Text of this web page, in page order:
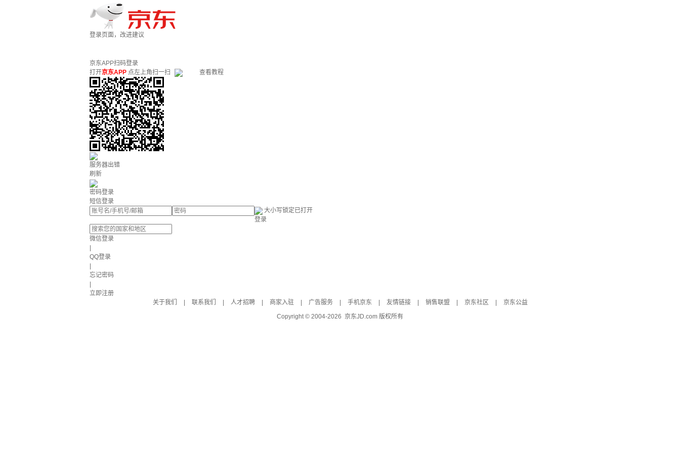
登录页面，改进建议
京东APP扫码登录
打开京东APP 点左上角扫一扫 查看教程
服务器出错
刷新
密码登录
短信登录
大小写锁定已打开
登录
微信登录
QQ登录
忘记密码
立即注册
关于我们
联系我们 人才招聘 商家入驻 广告服务 手机京东 友情链接 销售联盟 京东社区
京东公益
Copyright © 2004-2026 京东JD.com 版权所有